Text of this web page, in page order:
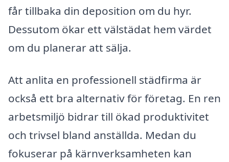
får tillbaka din deposition om du hyr.
Dessutom ökar ett välstädat hem värdet
om du planerar att sälja.
Att anlita en professionell städfirma är
också ett bra alternativ för företag. En ren
arbetsmiljö bidrar till ökad produktivitet
och trivsel bland anställda. Medan du
fokuserar på kärnverksamheten kan